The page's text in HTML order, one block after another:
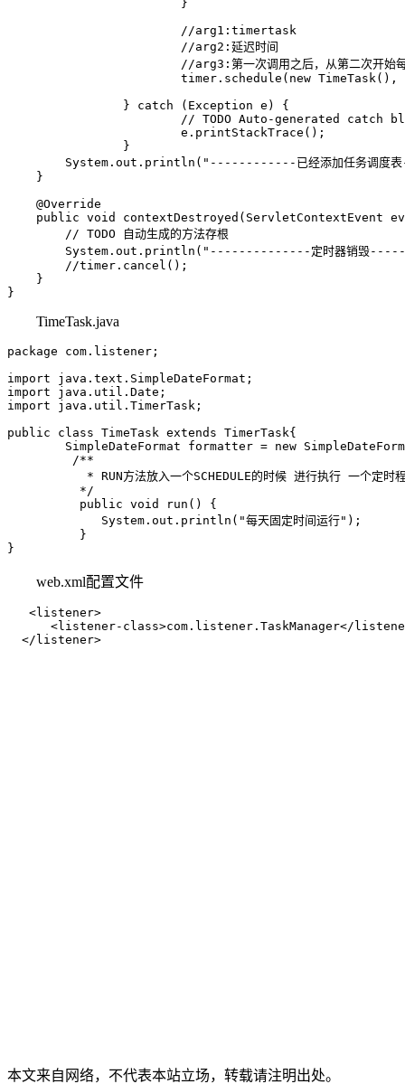
System.out.println("------------已经添加任务调度
    }
    @Override
public void contextDestroyed(ServletContextEvent
        // TODO 自动生成的方法存根
System.out.println("--------------定时器销毁
        //timer.cancel();
    }
}
TimeTask.java
package com.listener;
import java.text.SimpleDateFormat;
import java.util.Date;
import java.util.TimerTask;
public class TimeTask extends TimerTask{
}
web.xml配置文件
   <listener>
<listener-class>com.listener.TaskManager</
  </listener>
本文来自网络，不代表本站立场，转载请注明出处。